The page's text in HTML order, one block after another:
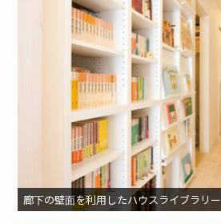
廊下の壁面を利用したハウスライブラリー